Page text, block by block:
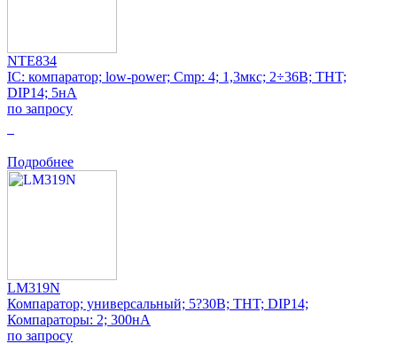
NTE834
IC: компаратор; low-power; Cmp: 4; 1,3мкс; 2÷36В; THT;
DIP14; 5нА
по запросу
Подробнее
LM319N
Компаратор; универсальный; 5?30В; THT; DIP14;
Компараторы: 2; 300нА
по запросу